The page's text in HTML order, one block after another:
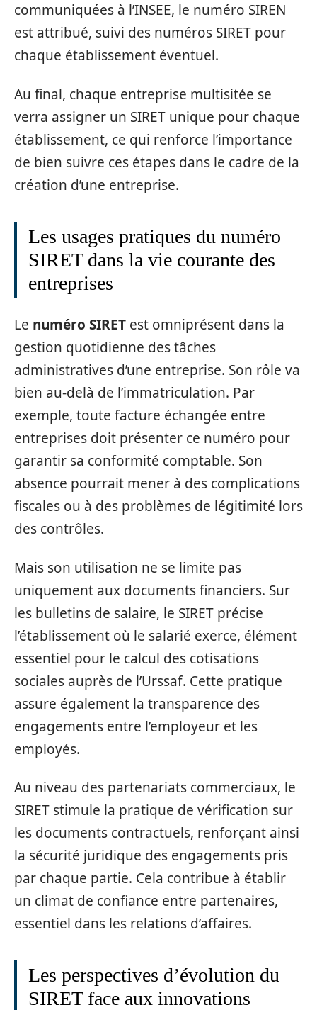
communiquées à l’INSEE, le numéro SIREN
est attribué, suivi des numéros SIRET pour
chaque établissement éventuel.
Au final, chaque entreprise multisitée se
verra assigner un SIRET unique pour chaque
établissement, ce qui renforce l’importance
de bien suivre ces étapes dans le cadre de la
création d’une entreprise.
Les usages pratiques du numéro
SIRET dans la vie courante des
entreprises
Le numéro SIRET est omniprésent dans la
gestion quotidienne des tâches
administratives d’une entreprise. Son rôle va
bien au-delà de l’immatriculation. Par
exemple, toute facture échangée entre
entreprises doit présenter ce numéro pour
garantir sa conformité comptable. Son
absence pourrait mener à des complications
fiscales ou à des problèmes de légitimité lors
des contrôles.
Mais son utilisation ne se limite pas
uniquement aux documents financiers. Sur
les bulletins de salaire, le SIRET précise
l’établissement où le salarié exerce, élément
essentiel pour le calcul des cotisations
sociales auprès de l’Urssaf. Cette pratique
assure également la transparence des
engagements entre l’employeur et les
employés.
Au niveau des partenariats commerciaux, le
SIRET stimule la pratique de vérification sur
les documents contractuels, renforçant ainsi
la sécurité juridique des engagements pris
par chaque partie. Cela contribue à établir
un climat de confiance entre partenaires,
essentiel dans les relations d’affaires.
Les perspectives d’évolution du
SIRET face aux innovations